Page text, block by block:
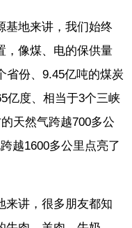
基地来讲，我们始终
，像煤、电的保供量
省份、9.45亿吨的煤炭
亿度、相当于3个三峡
天然气跨越700多公
越1600多公里点亮了
来讲，很多朋友都知